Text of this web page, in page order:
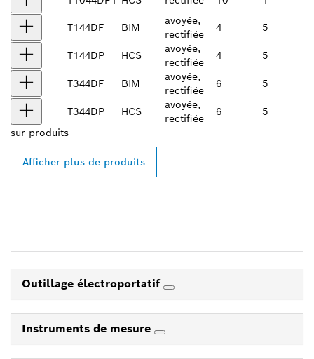
T144DF BIM
avoyée,
rectifiée
4 5
T144DP HCS
avoyée,
rectifiée
4 5
T344DF BIM
avoyée,
rectifiée
6 5
T344DP HCS
avoyée,
rectifiée
6
5
sur produits
Afficher plus de produits
Outillage électroportatif
Instruments de mesure